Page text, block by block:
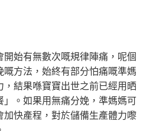
始有無數次嘅規律陣痛，呢個
嘅方法，始終有部分怕痛嘅準媽
結果喺寶寶出世之前已經用晒
」。如果用無痛分娩，準媽媽可
快產程，對於儲備生產體力嚟